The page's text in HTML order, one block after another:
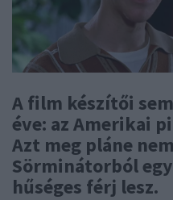
A film készítői
éve: az Amerikai
Azt meg pláne
Sörminátorból
hűséges férj lesz.